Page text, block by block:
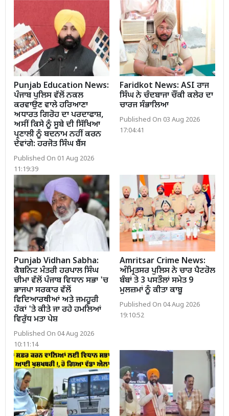
Punjab Education News:
ਪੰਜਾਬ ਪੁਲਿਸ ਵੱਲੋਂ ਨਕਲ
ਕਰਵਾਉਣ ਵਾਲੇ ਹਰਿਆਣਾ
ਅਧਾਰਤ ਗਿਰੋਹ ਦਾ ਪਰਦਾਫਾਸ਼,
ਅਸੀਂ ਕਿਸੇ ਨੂੰ ਸੂਬੇ ਦੀ ਸਿੱਖਿਆ
ਪ੍ਰਣਾਲੀ ਨੂੰ ਬਦਨਾਮ ਨਹੀਂ ਕਰਨ
ਦੇਵਾਂਗੇ: ਹਰਜੋਤ ਸਿੰਘ ਬੈਂਸ
Published On 01 Aug 2026
11:19:39
Faridkot News: ASI ਰਾਜ
ਸਿੰਘ ਨੇ ਚੰਦਬਾਜਾ ਚੌਂਕੀ ਕਲੇਰ ਦਾ
ਚਾਰਜ ਸੰਭਾਲਿਆ
Published On 03 Aug 2026
17:04:41
Punjab Vidhan Sabha:
ਕੈਬਨਿਟ ਮੰਤਰੀ ਹਰਪਾਲ ਸਿੰਘ
ਚੀਮਾ ਵੱਲੋਂ ਪੰਜਾਬ ਵਿਧਾਨ ਸਭਾ 'ਚ
ਭਾਜਪਾ ਸਰਕਾਰ ਵੱਲੋਂ
ਵਿਦਿਆਰਥੀਆਂ ਅਤੇ ਜਮਹੂਰੀ
ਹੱਕਾਂ 'ਤੇ ਕੀਤੇ ਜਾ ਰਹੇ ਹਮਲਿਆਂ
ਵਿਰੁੱਧ ਮਤਾ ਪੇਸ਼
Published On 04 Aug 2026
10:11:14
Amritsar Crime News:
ਅੰਮ੍ਰਿਤਸਰ ਪੁਲਿਸ ਨੇ ਚਾਰ ਪੈਟਰੋਲ
ਬੰਬਾਂ ਤੇ 3 ਪਸਤੌਲਾਂ ਸਮੇਤ 9
ਮੁਲਜ਼ਮਾਂ ਨੂੰ ਕੀਤਾ ਕਾਬੂ
Published On 04 Aug 2026
19:10:52